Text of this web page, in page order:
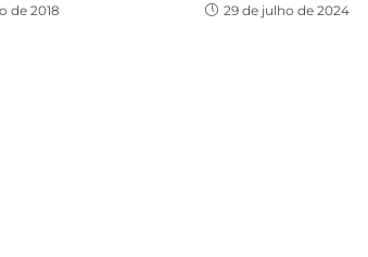
de 2018 29 de julho de 2024